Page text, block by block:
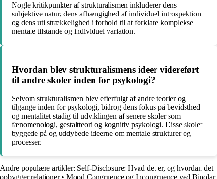
Nogle kritikpunkter af strukturalismen inkluderer dens
subjektive natur, dens afhængighed af individuel introspektion
og dens utilstrækkelighed i forhold til at forklare komplekse
mentale tilstande og individuel variation.
Hvordan blev strukturalismens ideer videreført
til andre skoler inden for psykologi?
Selvom strukturalismen blev efterfulgt af andre teorier og
tilgange inden for psykologi, bidrog dens fokus på bevidsthed
og mentalitet stadig til udviklingen af senere skoler som
fænomenologi, gestaltteori og kognitiv psykologi. Disse skoler
byggede på og uddybede ideerne om mentale strukturer og
processer.
Andre populære artikler: Self-Disclosure: Hvad det er, og hvordan det
opbygger relationer• Mood Congruence og Incongruence ved Bipolar